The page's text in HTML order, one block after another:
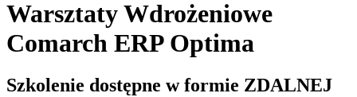
Warsztaty Wdrożeniowe
Comarch ERP Optima
Szkolenie dostępne w formie ZDALNEJ